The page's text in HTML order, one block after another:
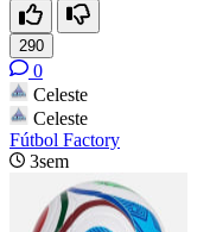
290
0
Celeste
Celeste
Fútbol Factory
3sem